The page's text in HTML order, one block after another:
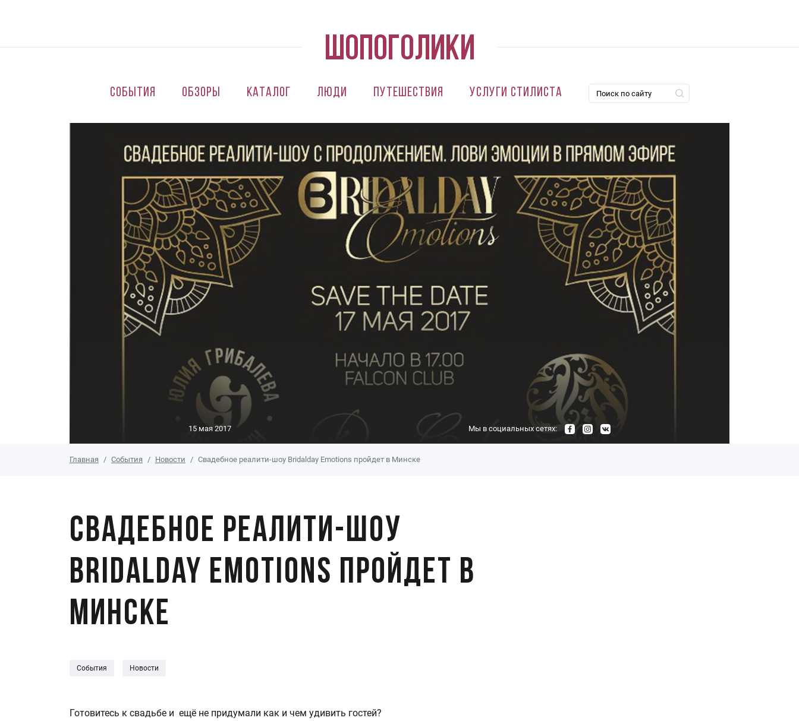
События Обзоры Каталог Люди Путешествия Услуги стилиста
15 мая 2017 Мы в социальных сетях:
Главная События Новости Свадебное реалити-шоу Bridalday Emotions пройдет в Минске
Свадебное реалити-шоу
Bridalday Emotions пройдет в
Минске
События Новости
Готовитесь к свадьбе и ещё не придумали как и чем удивить гостей?